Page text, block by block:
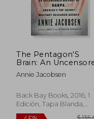
The Pentagon'S
Brain: An
History of Darpa,
America'S Top-
Agency (en Inglés)
Annie Jacobsen
Back Bay Books, 2016, 1
Edición, Tapa Blanda,
Nuevo